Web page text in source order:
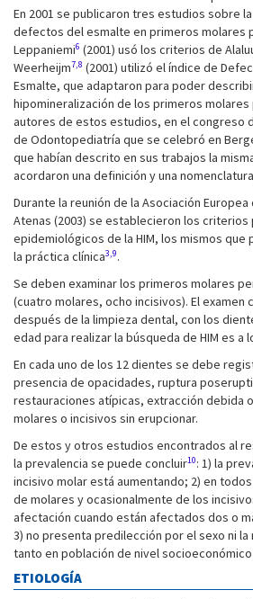
En 2001 se publicaron tres estudios sobre
defectos del esmalte en primeros molares
Leppaniemi6 (2001) usó los criterios de
Weerheijm7,8 (2001) utilizó el índice de
Esmalte, que adaptaron para poder
hipomineralización de los primeros molares
autores de estos estudios, en el congreso
de Odontopediatría que se celebró en
que habían descrito en sus trabajos la
acordaron una definición y una
Durante la reunión de la Asociación
Atenas (2003) se establecieron los
epidemiológicos de la HIM, los mismos que
la práctica clínica3,9.
Se deben examinar los primeros molares
(cuatro molares, ocho incisivos). El examen
después de la limpieza dental, con los
edad para realizar la búsqueda de HIM es a
En cada uno de los 12 dientes se debe
presencia de opacidades, ruptura
restauraciones atípicas, extracción debida
molares o incisivos sin erupcionar.
De estos y otros estudios encontrados al
la prevalencia se puede concluir10: 1) la
incisivo molar está aumentando; 2) en
de molares y ocasionalmente de los
afectación cuando están afectados dos o
3) no presenta predilección por el sexo ni la
tanto en población de nivel
ETIOLOGÍA